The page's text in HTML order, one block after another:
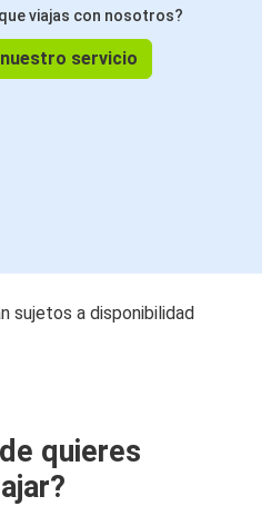
viajas con nosotros?
servicio
sujetos a disponibilidad
quieres